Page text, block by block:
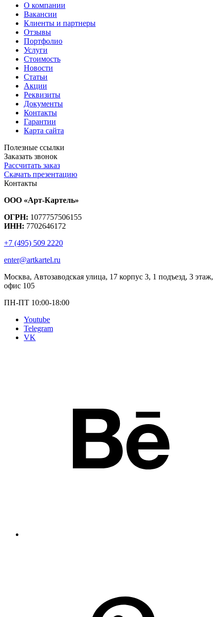
О компании
Вакансии
Клиенты и партнеры
Отзывы
Портфолио
Услуги
Стоимость
Новости
Статьи
Акции
Реквизиты
Документы
Контакты
Гарантии
Карта сайта
Полезные ссылки
Заказать звонок
Рассчитать заказ
Скачать презентацию
Контакты
ООО «Арт-Картель»
ОГРН: 1077757506155
ИНН: 7702646172
+7 (495) 509 2220
enter@artkartel.ru
Москва, Автозаводская улица, 17 корпус 3, 1 подъезд, 3 этаж,
офис 105
ПН-ПТ 10:00-18:00
Youtube
Telegram
VK